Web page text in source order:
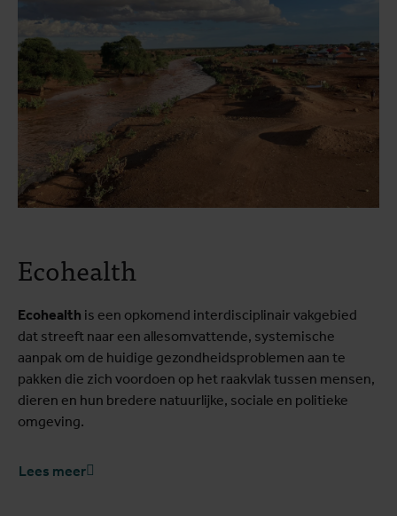
Ecohealth
Ecohealth is een opkomend interdisciplinair vakgebied
dat streeft naar een allesomvattende, systemische
aanpak om de huidige gezondheidsproblemen aan te
pakken die zich voordoen op het raakvlak tussen mensen,
dieren en hun bredere natuurlijke, sociale en politieke
omgeving.
Lees meer